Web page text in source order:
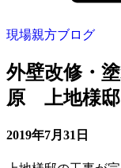
現場親方ブログ
外壁改修・
原 上地様邸
2019年7月31日